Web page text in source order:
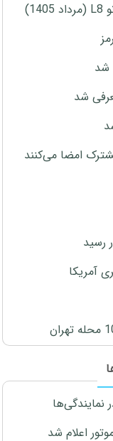
شد
شد
امضا می‌کنند